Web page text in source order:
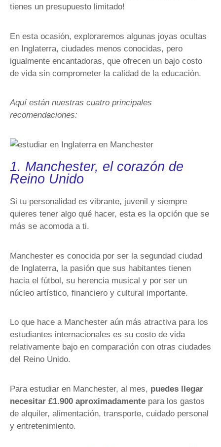
tienes un presupuesto limitado!
En esta ocasión, exploraremos algunas joyas ocultas
en Inglaterra, ciudades menos conocidas, pero
igualmente encantadoras, que ofrecen un bajo costo
de vida sin comprometer la calidad de la educación.
Aquí están nuestras cuatro principales
recomendaciones:
1. Manchester, el corazón de
Reino Unido
Si tu personalidad es vibrante, juvenil y siempre
quieres tener algo qué hacer, esta es la opción que se
más se acomoda a ti.
Manchester es conocida por ser la segundad ciudad
de Inglaterra, la pasión que sus habitantes tienen
hacia el fútbol, su herencia musical y por ser un
núcleo artístico, financiero y cultural importante.
Lo que hace a Manchester aún más atractiva para los
estudiantes internacionales es su costo de vida
relativamente bajo en comparación con otras ciudades
del Reino Unido.
Para estudiar en Manchester, al mes, puedes llegar
necesitar £1.900 aproximadamente para los gastos
de alquiler, alimentación, transporte, cuidado personal
y entretenimiento.